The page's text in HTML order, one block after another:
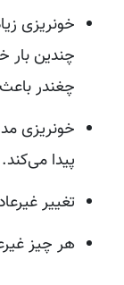
خونریزی
چندین بار
چغندر
خونریزی
پیدا می‌کند.
تغییر
هر چیز